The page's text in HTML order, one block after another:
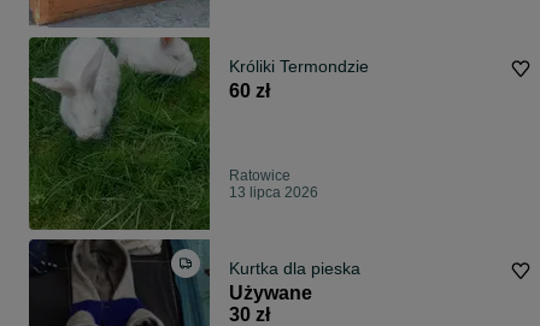
Króliki Termondzie
60 zł
Ratowice
13 lipca 2026
Kurtka dla pieska
Używane
30 zł